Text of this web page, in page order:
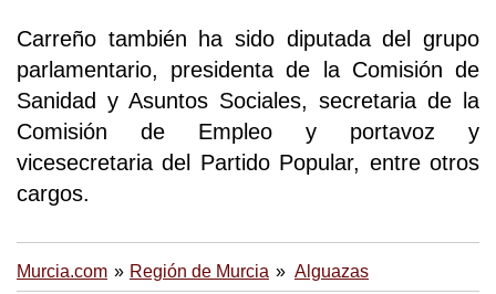
Carreño también ha sido diputada del grupo
parlamentario, presidenta de la Comisión de
Sanidad y Asuntos Sociales, secretaria de la
Comisión de Empleo y portavoz y
vicesecretaria del Partido Popular, entre otros
cargos.
Murcia.com Región de Murcia Alguazas